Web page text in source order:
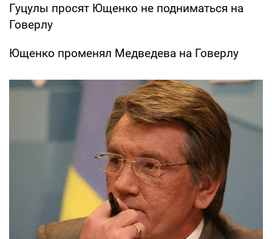
Гуцулы просят Ющенко не подниматься на
Говерлу
Ющенко променял Медведева на Говерлу